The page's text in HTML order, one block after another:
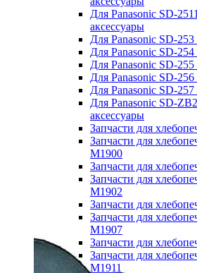
Для Panasonic SD-
аксессуары
Для Panasonic SD-253
Для Panasonic SD-254
Для Panasonic SD-255
Для Panasonic SD-256
Для Panasonic SD-257
Для Panasonic SD-
аксессуары
Запчасти для
Запчасти для
M1900
Запчасти для
Запчасти для
M1902
Запчасти для
Запчасти для
M1907
Запчасти для
Запчасти для
M1911